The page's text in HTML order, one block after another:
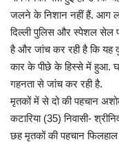
जलने के निशान नहीं हैं. आग
दिल्ली पुलिस और स्पेशल सेल
है और जांच कर रही है कि यह
कार के पीछे के हिस्से में हुआ.
गहनता से जांच कर रही है.
मृतकों में से दो की पहचान
कटारिया (35) निवासी-
छह मृतकों की पहचान